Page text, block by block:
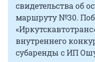
свидетельства об
маршруту №30.
внутреннего
субаренды с ИП